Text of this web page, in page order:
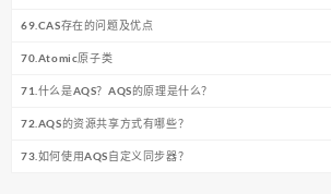
69.CAS存在的问题及优点
70.Atomic原子类
71.什么是AQS？AQS的原理是什么？
72.AQS的资源共享方式有哪些？
73.如何使用AQS自定义同步器？